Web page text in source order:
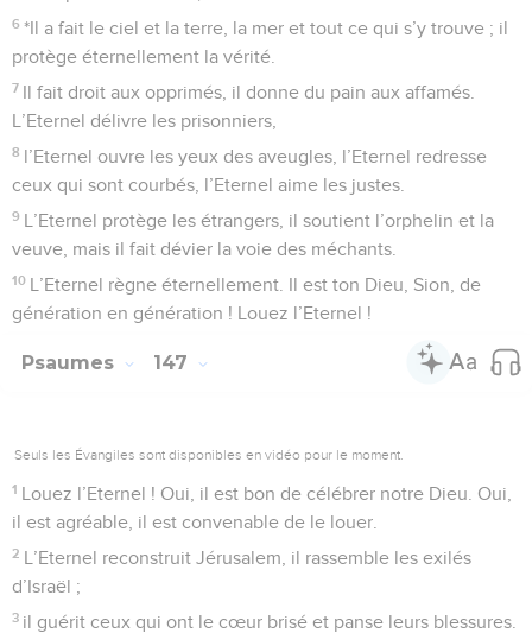
6 *Il a fait le ciel et la terre, la mer et tout ce qui s’y trouve ; il
protège éternellement la vérité.
7 Il fait droit aux opprimés, il donne du pain aux affamés.
L’Eternel délivre les prisonniers,
8 l’Eternel ouvre les yeux des aveugles, l’Eternel redresse
ceux qui sont courbés, l’Eternel aime les justes.
9 L’Eternel protège les étrangers, il soutient l’orphelin et la
veuve, mais il fait dévier la voie des méchants.
10 L’Eternel règne éternellement. Il est ton Dieu, Sion, de
génération en génération ! Louez l’Eternel !
Psaumes 147
Seuls les Évangiles sont disponibles en vidéo pour le moment.
1 Louez l’Eternel ! Oui, il est bon de célébrer notre Dieu. Oui,
il est agréable, il est convenable de le louer.
2 L’Eternel reconstruit Jérusalem, il rassemble les exilés
d’Israël ;
3 il guérit ceux qui ont le cœur brisé et panse leurs blessures.